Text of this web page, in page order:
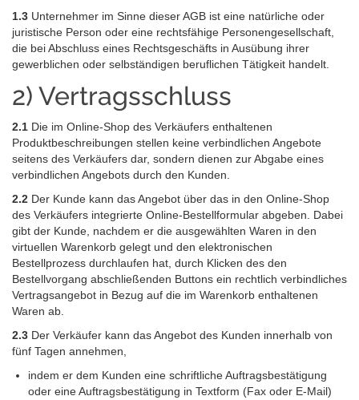
1.3 Unternehmer im Sinne dieser AGB ist eine natürliche oder
juristische Person oder eine rechtsfähige Personengesellschaft,
die bei Abschluss eines Rechtsgeschäfts in Ausübung ihrer
gewerblichen oder selbständigen beruflichen Tätigkeit handelt.
2) Vertragsschluss
2.1 Die im Online-Shop des Verkäufers enthaltenen
Produktbeschreibungen stellen keine verbindlichen Angebote
seitens des Verkäufers dar, sondern dienen zur Abgabe eines
verbindlichen Angebots durch den Kunden.
2.2 Der Kunde kann das Angebot über das in den Online-Shop
des Verkäufers integrierte Online-Bestellformular abgeben. Dabei
gibt der Kunde, nachdem er die ausgewählten Waren in den
virtuellen Warenkorb gelegt und den elektronischen
Bestellprozess durchlaufen hat, durch Klicken des den
Bestellvorgang abschließenden Buttons ein rechtlich verbindliches
Vertragsangebot in Bezug auf die im Warenkorb enthaltenen
Waren ab.
2.3 Der Verkäufer kann das Angebot des Kunden innerhalb von
fünf Tagen annehmen,
indem er dem Kunden eine schriftliche Auftragsbestätigung
oder eine Auftragsbestätigung in Textform (Fax oder E-Mail)